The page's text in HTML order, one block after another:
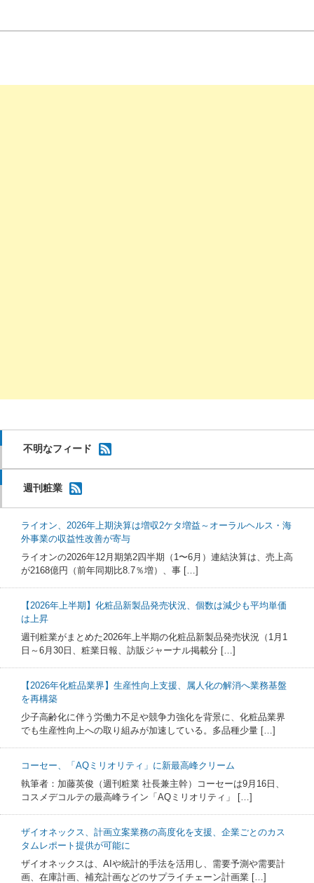
不明なフィード
週刊粧業
ライオン、2026年上期決算は増収2ケタ増益～オーラルヘルス・海
外事業の収益性改善が寄与
ライオンの2026年12月期第2四半期（1〜6月）連結決算は、売上高
が2168億円（前年同期比8.7％増）、事 […]
【2026年上半期】化粧品新製品発売状況、個数は減少も平均単価
は上昇
週刊粧業がまとめた2026年上半期の化粧品新製品発売状況（1月1
日～6月30日、粧業日報、訪販ジャーナル掲載分 […]
【2026年化粧品業界】生産性向上支援、属人化の解消へ業務基盤
を再構築
少子高齢化に伴う労働力不足や競争力強化を背景に、化粧品業界
でも生産性向上への取り組みが加速している。多品種少量 […]
コーセー、「AQミリオリティ」に新最高峰クリーム
執筆者：加藤英俊（週刊粧業 社長兼主幹）コーセーは9月16日、
コスメデコルテの最高峰ライン「AQミリオリティ」 […]
ザイオネックス、計画立案業務の高度化を支援、企業ごとのカス
タムレポート提供が可能に
ザイオネックスは、AIや統計的手法を活用し、需要予測や需要計
画、在庫計画、補充計画などのサプライチェーン計画業 […]